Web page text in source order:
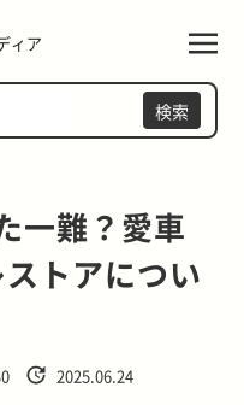
ィア
検索
一難？愛車
トアについ
2025.06.24